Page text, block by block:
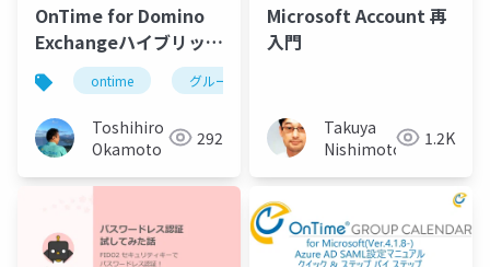
OnTime for Domino
Exchangeハイブリッド
設定マニュアル
ontime グループカレンダー
Toshihiro
Okamoto
292
Microsoft Account 再
入門
Takuya
Nishimoto
1.2K